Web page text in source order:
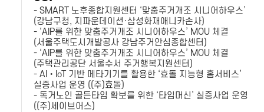
- SMART 노후종합지원센터 ‘맞춤주거개조 시니어하우스’
(강남구청, 지파운데이션·삼성화재애니카손사)
- ‘AIP를 위한 맞춤주거개조 시니어하우스’ MOU 체결
(서울주택도시개발공사 강남주거안심종합센터)
- ‘AIP를 위한 맞춤주거개조 시니어하우스’ MOU 체결
(주택관리공단 서울수서 주거행복지원센터)
- AI‧IoT 기반 메타기기를 활용한 ‘효돌 지능형 홈서비스’
실증사업 운영 ((주)효돌)
- 독거노인 골든타임 확보를 위한 ‘타임머신’ 실증사업 운영
((주)세이브어스)